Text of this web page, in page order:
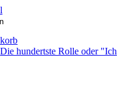
Die hundertste Rolle oder "Ich